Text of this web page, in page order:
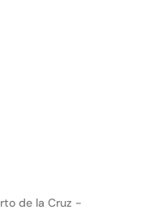
de la Cruz -